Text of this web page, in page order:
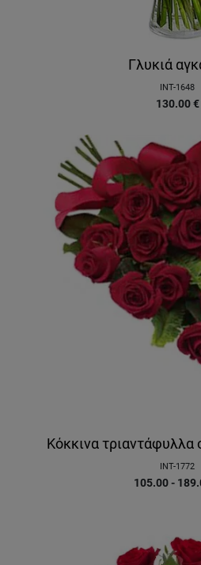
Γλυκιά
INT-1648
130.00 €
Κόκκινα τριαντάφυλλα
INT-1772
105.00 -